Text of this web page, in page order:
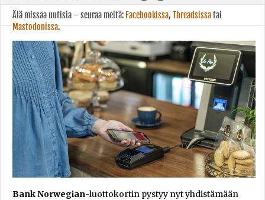
Älä missaa uutisia – seuraa meitä: Facebookissa, Threadsissatai
Mastodonissa.
Bank Norwegian-luottokortin pystyy nyt yhdistämään